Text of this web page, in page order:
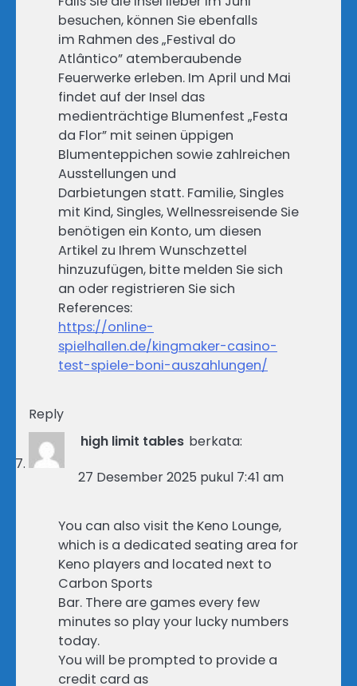
besuchen, können Sie ebenfalls
im Rahmen des „Festival do
Atlântico” atemberaubende
Feuerwerke erleben. Im April und Mai
findet auf der Insel das
medienträchtige Blumenfest „Festa
da Flor” mit seinen üppigen
Blumenteppichen sowie zahlreichen
Ausstellungen und
Darbietungen statt. Familie, Singles
mit Kind, Singles, Wellnessreisende Sie
benötigen ein Konto, um diesen
Artikel zu Ihrem Wunschzettel
hinzuzufügen, bitte melden Sie sich
an oder registrieren Sie sich
References:
https://online-
spielhallen.de/kingmaker-casino-
test-spiele-boni-auszahlungen/
Reply
high limit tables berkata:
27 Desember 2025 pukul 7:41 am
You can also visit the Keno Lounge,
which is a dedicated seating area for
Keno players and located next to
Carbon Sports
Bar. There are games every few
minutes so play your lucky numbers
today.
You will be prompted to provide a
credit card as